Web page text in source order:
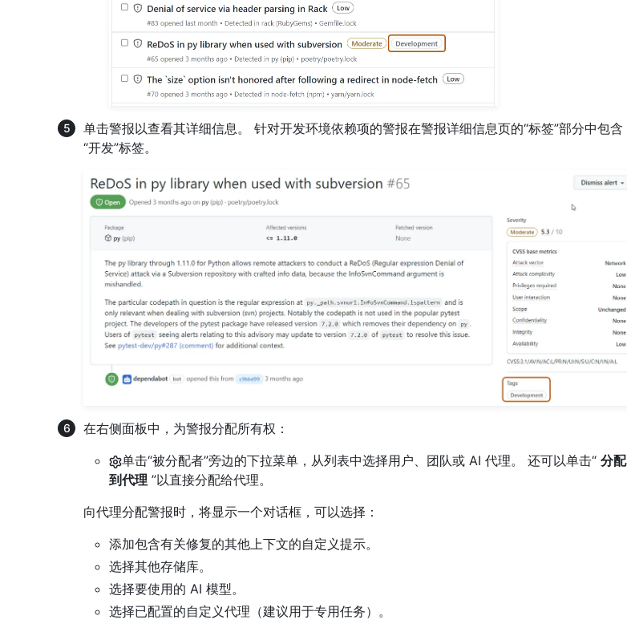
单击警报以查看其详细信息。 针对开发环境依赖项的警报在警报详细信息页的“标签”部分中包含
“开发”标签。
在右侧面板中，为警报分配所有权：
单击“被分配者”旁边的下拉菜单，从列表中选择用户、团队或 AI 代理。 还可以单击“ 分配
到代理 ”以直接分配给代理。
向代理分配警报时，将显示一个对话框，可以选择：
添加包含有关修复的其他上下文的自定义提示。
选择其他存储库。
选择要使用的 AI 模型。
选择已配置的自定义代理（建议用于专用任务）。